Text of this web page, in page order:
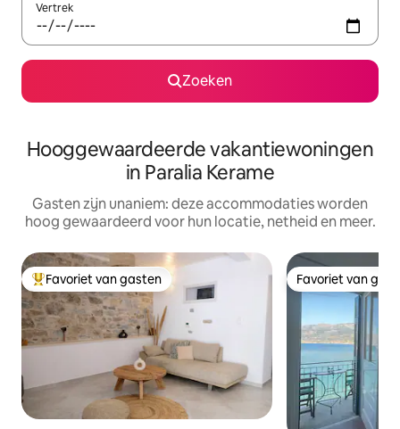
Vertrek
Zoeken
Hooggewaardeerde vakantiewoningen
in Paralia Kerame
Gasten zijn unaniem: deze accommodaties worden
hoog gewaardeerd voor hun locatie, netheid en meer.
Topfavoriet van gasten
Favoriet van gasten Favoriet van
Favoriet van